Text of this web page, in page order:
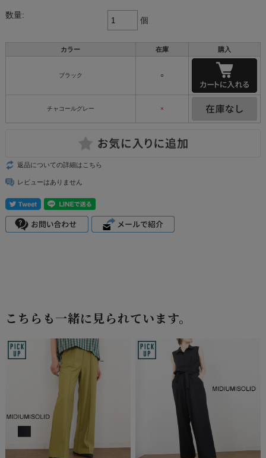
数量:
個
カラー 在庫 購入
ブラック ○
チャコールグレー ×
返品についての詳細はこちら
レビューはありません
こちらも一緒に見られています。